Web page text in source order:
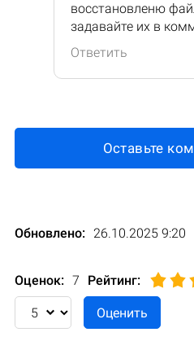
восстановленю
задавайте их в
Ответить
Оставьте
Обновлено: 26.10.2025 9:20
Оценок: 7 Рейтинг: